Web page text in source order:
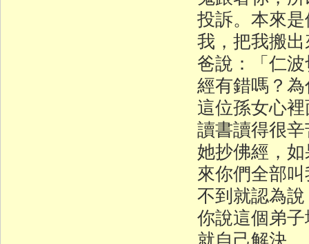
投訴。本來
我，把我搬
爸說：「仁
經有錯嗎？
這位孫女心
讀書讀得很
她抄佛經，
來你們全部
不到就認為
你說這個弟
就自己解決。